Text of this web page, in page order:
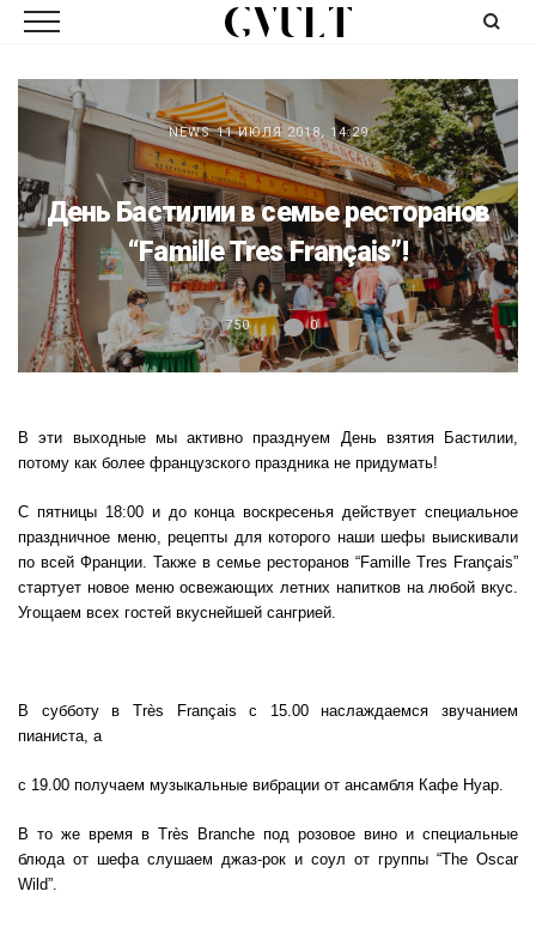
NEWS 11 ИЮЛЯ 2018, 14:29
День Бастилии в семье ресторанов
“Famille Tres Français”!
750 0
В эти выходные мы активно празднуем День взятия Бастилии,
потому как более французского праздника не придумать!
С пятницы 18:00 и до конца воскресенья действует специальное
праздничное меню, рецепты для которого наши шефы выискивали
по всей Франции. Также в семье ресторанов “Famille Tres Français”
стартует новое меню освежающих летних напитков на любой вкус.
Угощаем всех гостей вкуснейшей сангрией.
В субботу в Très Français с 15.00 наслаждаемся звучанием
пианиста, а
с 19.00 получаем музыкальные вибрации от ансамбля Кафе Нуар.
В то же время в Très Branche под розовое вино и специальные
блюда от шефа слушаем джаз-рок и соул от группы “The Oscar
Wild”.